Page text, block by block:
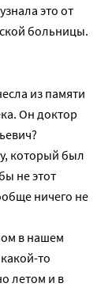
это от
больницы.
из памяти
Он доктор
который был
не этот
ничего не
в нашем
то
летом и в